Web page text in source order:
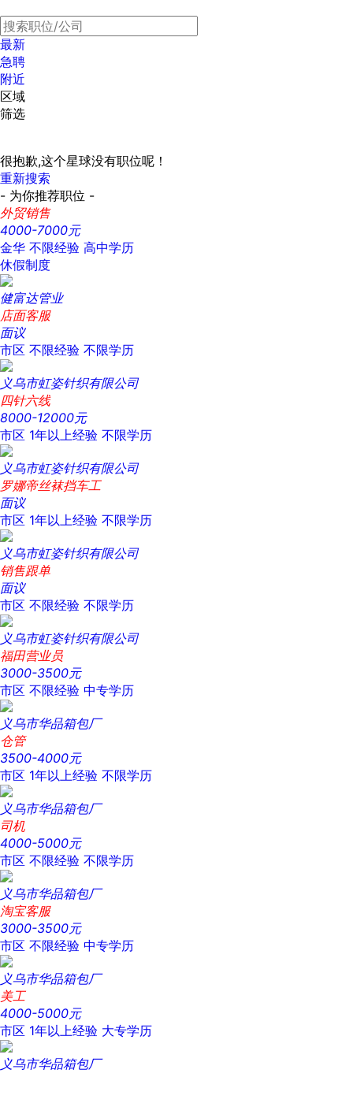
最新
急聘
附近
区域
筛选
很抱歉,这个星球没有职位呢！
重新搜索
- 为你推荐职位 -
外贸销售
4000-7000元
金华 不限经验 高中学历
休假制度
健富达管业
店面客服
面议
市区 不限经验 不限学历
义乌市虹姿针织有限公司
四针六线
8000-12000元
市区 1年以上经验 不限学历
义乌市虹姿针织有限公司
罗娜帝丝袜挡车工
面议
市区 1年以上经验 不限学历
义乌市虹姿针织有限公司
销售跟单
面议
市区 不限经验 不限学历
义乌市虹姿针织有限公司
福田营业员
3000-3500元
市区 不限经验 中专学历
义乌市华品箱包厂
仓管
3500-4000元
市区 1年以上经验 不限学历
义乌市华品箱包厂
司机
4000-5000元
市区 不限经验 不限学历
义乌市华品箱包厂
淘宝客服
3000-3500元
市区 不限经验 中专学历
义乌市华品箱包厂
美工
4000-5000元
市区 1年以上经验 大专学历
义乌市华品箱包厂